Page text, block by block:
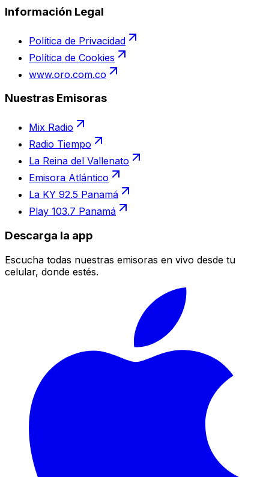
Información Legal
Política de Privacidad
Política de Cookies
www.oro.com.co
Nuestras Emisoras
Mix Radio
Radio Tiempo
La Reina del Vallenato
Emisora Atlántico
La KY 92.5 Panamá
Play 103.7 Panamá
Descarga la app
Escucha todas nuestras emisoras en vivo desde tu
celular, donde estés.